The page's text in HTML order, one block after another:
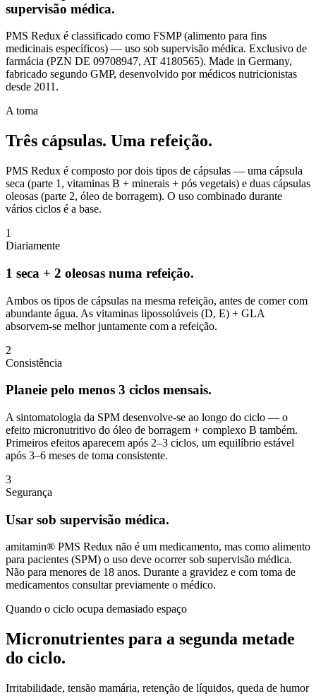
supervisão médica.
PMS Redux é classificado como FSMP (alimento para fins
medicinais específicos) — uso sob supervisão médica. Exclusivo de
farmácia (PZN DE 09708947, AT 4180565). Made in Germany,
fabricado segundo GMP, desenvolvido por médicos nutricionistas
desde 2011.
A toma
Três cápsulas. Uma refeição.
PMS Redux é composto por dois tipos de cápsulas — uma cápsula
seca (parte 1, vitaminas B + minerais + pós vegetais) e duas cápsulas
oleosas (parte 2, óleo de borragem). O uso combinado durante
vários ciclos é a base.
1
Diariamente
1 seca + 2 oleosas numa refeição.
Ambos os tipos de cápsulas na mesma refeição, antes de comer com
abundante água. As vitaminas lipossolúveis (D, E) + GLA
absorvem-se melhor juntamente com a refeição.
2
Consistência
Planeie pelo menos 3 ciclos mensais.
A sintomatologia da SPM desenvolve-se ao longo do ciclo — o
efeito micronutritivo do óleo de borragem + complexo B também.
Primeiros efeitos aparecem após 2–3 ciclos, um equilíbrio estável
após 3–6 meses de toma consistente.
3
Segurança
Usar sob supervisão médica.
amitamin® PMS Redux não é um medicamento, mas como alimento
para pacientes (SPM) o uso deve ocorrer sob supervisão médica.
Não para menores de 18 anos. Durante a gravidez e com toma de
medicamentos consultar previamente o médico.
Quando o ciclo ocupa demasiado espaço
Micronutrientes para a segunda metade
do ciclo.
Irritabilidade, tensão mamária, retenção de líquidos, queda de humor